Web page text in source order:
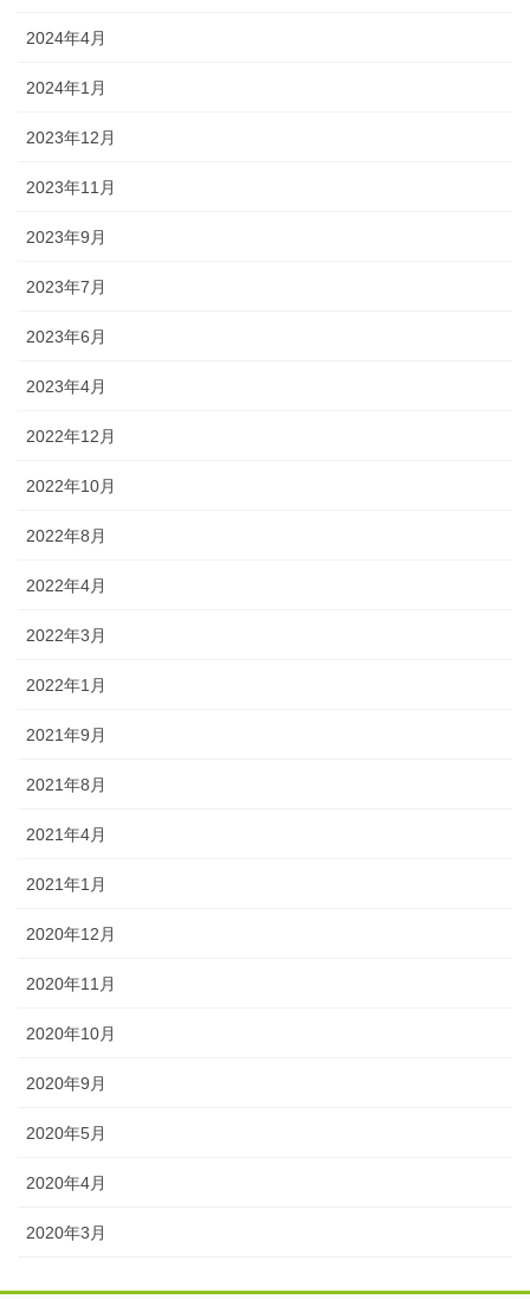
2024年4月
2024年1月
2023年12月
2023年11月
2023年9月
2023年7月
2023年6月
2023年4月
2022年12月
2022年10月
2022年8月
2022年4月
2022年3月
2022年1月
2021年9月
2021年8月
2021年4月
2021年1月
2020年12月
2020年11月
2020年10月
2020年9月
2020年5月
2020年4月
2020年3月